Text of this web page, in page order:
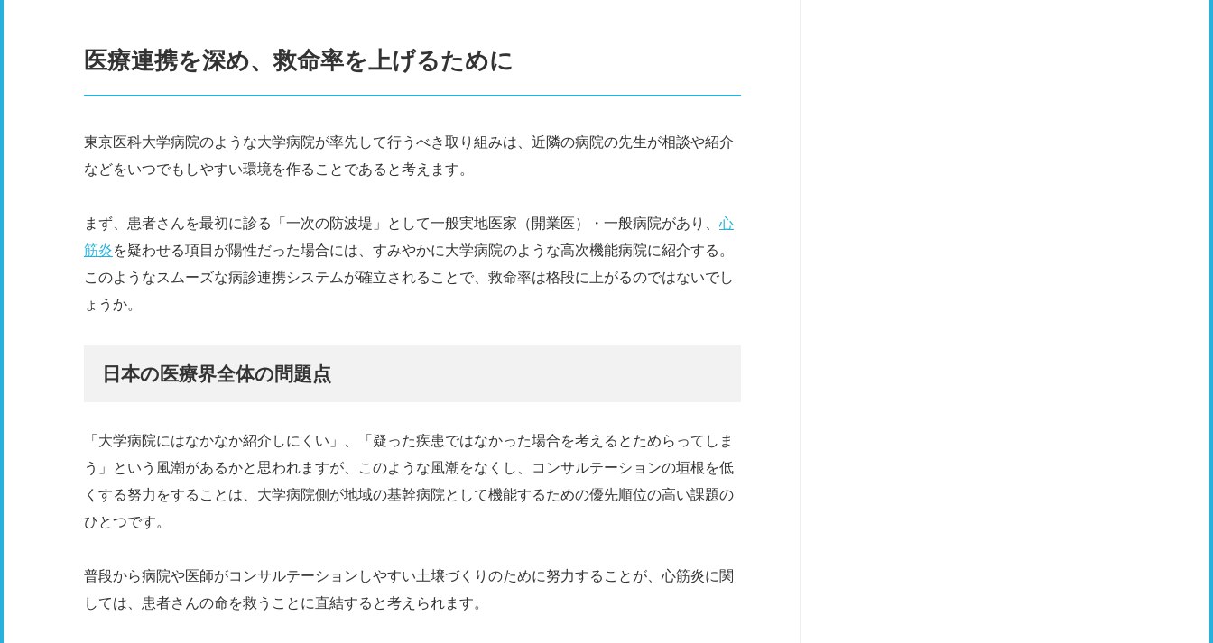
医療連携を深め、救命率を上げるために
東京医科大学病院のような大学病院が率先して行うべき取り組みは、近隣の病院の先生が相談や紹介
などをいつでもしやすい環境を作ることであると考えます。
まず、患者さんを最初に診る「一次の防波堤」として一般実地医家（開業医）・一般病院があり、 心
筋炎を疑わせる項目が陽性だった場合には、すみやかに大学病院のような高次機能病院に紹介する。
このようなスムーズな病診連携システムが確立されることで、救命率は格段に上がるのではないでし
ょうか。
日本の医療界全体の問題点
「大学病院にはなかなか紹介しにくい」、「疑った疾患ではなかった場合を考えるとためらってしま
う」という風潮があるかと思われますが、このような風潮をなくし、コンサルテーションの垣根を低
くする努力をすることは、大学病院側が地域の基幹病院として機能するための優先順位の高い課題の
ひとつです。
普段から病院や医師がコンサルテーションしやすい土壌づくりのために努力することが、心筋炎に関
しては、患者さんの命を救うことに直結すると考えられます。